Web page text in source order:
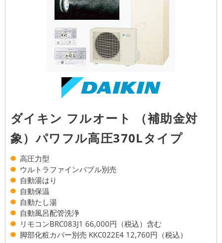
ダイキン フルオート （補助金対
象）パワフル高圧370Lタイプ
高圧力型
ウルトラファインバブル別売
自動湯はり
自動保温
自動たし湯
自動風呂配管洗浄
リモコンBRC083J1 66,000円（税込）含む
脚部化粧カバー別売 KKC022E4 12,760円（税込）